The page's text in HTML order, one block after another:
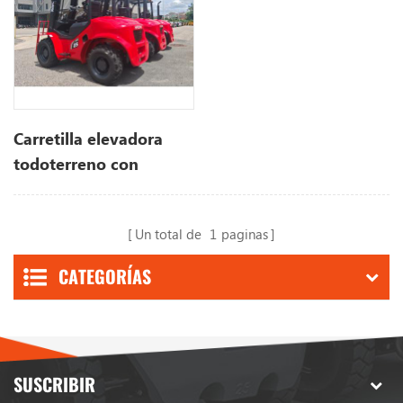
Carretilla elevadora
todoterreno con
interruptor de 2,5 -3,5
Un total de 1 paginas
CATEGORÍAS
SUSCRIBIR